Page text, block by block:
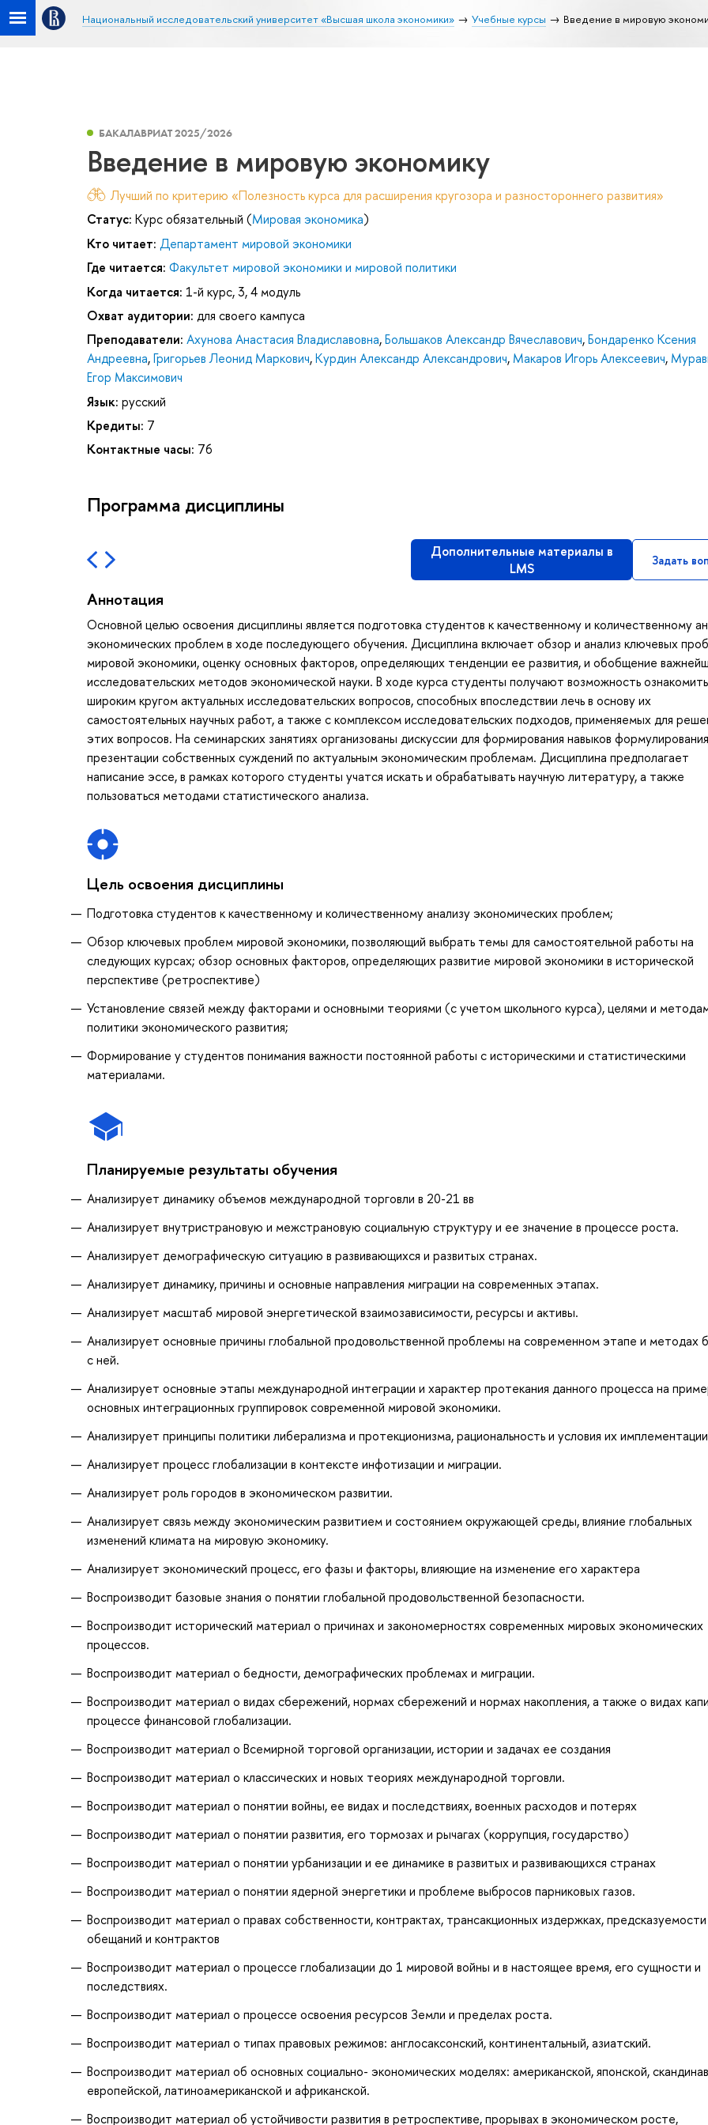
Национальный исследовательский университет «Высшая школа экономики» Учебные курсы Введение в мировую
БАКАЛАВРИАТ 2025/2026
Введение в мировую экономику
Лучший по критерию «Полезность курса для расширения кругозора и разностороннего развития»
Статус: Курс обязательный (Мировая экономика)
Кто читает: Департамент мировой экономики
Где читается: Факультет мировой экономики и мировой политики
Когда читается: 1-й курс, 3, 4 модуль
Охват аудитории: для своего кампуса
Преподаватели: Ахунова Анастасия Владиславовна,Большаков Александр Вячеславович,Бондаренко Ксения
Андреевна,Григорьев Леонид Маркович,Курдин Александр Александрович, Макаров Игорь Алексеевич,
Егор Максимович
Язык: русский
Кредиты: 7
Контактные часы: 76
Программа дисциплины
Дополнительные материалы в
LMS
Задать
Аннотация
Основной целью освоения дисциплины является подготовка студентов к качественному и количественному
экономических проблем в ходе последующего обучения. Дисциплина включает обзор и анализ ключевых
мировой экономики, оценку основных факторов, определяющих тенденции ее развития, и обобщение
исследовательских методов экономической науки. В ходе курса студенты получают возможность
широким кругом актуальных исследовательских вопросов, способных впоследствии лечь в основу их
самостоятельных научных работ, а также с комплексом исследовательских подходов, применяемых для
этих вопросов. На семинарских занятиях организованы дискуссии для формирования навыков
презентации собственных суждений по актуальным экономическим проблемам. Дисциплина предполагает
написание эссе, в рамках которого студенты учатся искать и обрабатывать научную литературу, а также
пользоваться методами статистического анализа.
Цель освоения дисциплины
Подготовка студентов к качественному и количественному анализу экономических проблем;
Обзор ключевых проблем мировой экономики, позволяющий выбрать темы для самостоятельной работы на
следующих курсах; обзор основных факторов, определяющих развитие мировой экономики в исторической
перспективе (ретроспективе)
Установление связей между факторами и основными теориями (с учетом школьного курса), целями и
политики экономического развития;
Формирование у студентов понимания важности постоянной работы с историческими и статистическими
материалами.
Планируемые результаты обучения
Анализирует динамику объемов международной торговли в 20-21 вв
Анализирует внутристрановую и межстрановую социальную структуру и ее значение в процессе роста.
Анализирует демографическую ситуацию в развивающихся и развитых странах.
Анализирует динамику, причины и основные направления миграции на современных этапах.
Анализирует масштаб мировой энергетической взаимозависимости, ресурсы и активы.
Анализирует основные причины глобальной продовольственной проблемы на современном этапе и методах
с ней.
Анализирует основные этапы международной интеграции и характер протекания данного процесса на
основных интеграционных группировок современной мировой экономики.
Анализирует принципы политики либерализма и протекционизма, рациональность и условия их
Анализирует процесс глобализации в контексте инфотизации и миграции.
Анализирует роль городов в экономическом развитии.
Анализирует связь между экономическим развитием и состоянием окружающей среды, влияние глобальных
изменений климата на мировую экономику.
Анализирует экономический процесс, его фазы и факторы, влияющие на изменение его характера
Воспроизводит базовые знания о понятии глобальной продовольственной безопасности.
Воспроизводит исторический материал о причинах и закономерностях современных мировых экономических
процессов.
Воспроизводит материал о бедности, демографических проблемах и миграции.
Воспроизводит материал о видах сбережений, нормах сбережений и нормах накопления, а также о видах
процессе финансовой глобализации.
Воспроизводит материал о Всемирной торговой организации, истории и задачах ее создания
Воспроизводит материал о классических и новых теориях международной торговли.
Воспроизводит материал о понятии войны, ее видах и последствиях, военных расходов и потерях
Воспроизводит материал о понятии развития, его тормозах и рычагах (коррупция, государство)
Воспроизводит материал о понятии урбанизации и ее динамике в развитых и развивающихся странах
Воспроизводит материал о понятии ядерной энергетики и проблеме выбросов парниковых газов.
Воспроизводит материал о правах собственности, контрактах, трансакционных издержках, предсказуемости
обещаний и контрактов
Воспроизводит материал о процессе глобализации до 1 мировой войны и в настоящее время, его сущности и
последствиях.
Воспроизводит материал о процессе освоения ресурсов Земли и пределах роста.
Воспроизводит материал о типах правовых режимов: англосаксонский, континентальный, азиатский.
Воспроизводит материал об основных социально- экономических моделях: американской, японской,
европейской, латиноамериканской и африканской.
Воспроизводит материал об устойчивости развития в ретроспективе, прорывах в экономическом росте,